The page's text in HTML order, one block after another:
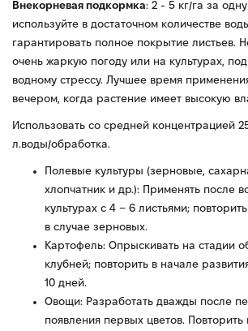
Внекорневая подкормка: 2 - 5 кг/га за
используйте в достаточном количестве
гарантировать полное покрытие листьев.
очень жаркую погоду или на культурах,
водному стрессу. Лучшее время
вечером, когда растение имеет высокую
Использовать со средней концентрацией
л.воды/обработка.
Полевые культуры (зерновые,
хлопчатник и др.): Применять после
культурах с 4 – 6 листьями;
в случае зерновых.
Картофель: Опрыскивать на стадии
клубней; повторить в начале
10 дней.
Овощи: Разработать дважды после
появления первых цветов. Повторить